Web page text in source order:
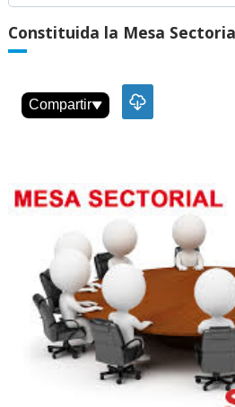
Constituida la Mesa
Compartir